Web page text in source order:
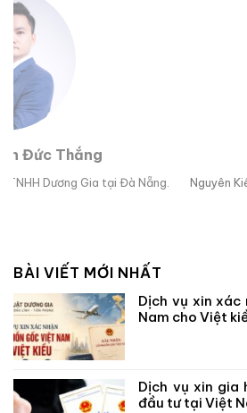
Luật sư Nguyễn
Nguyên Kiểm sát viên của Viện kiểm
BÀI VIẾT MỚI NHẤT
Dịch vụ xin xác
Nam cho Việt
Dịch vụ xin gia
đầu tư tại Việt